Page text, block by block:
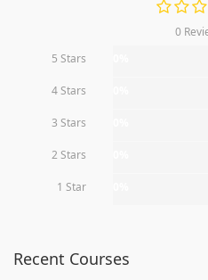
0
5 Stars
4 Stars
3 Stars
2 Stars
1 Star
Recent Courses